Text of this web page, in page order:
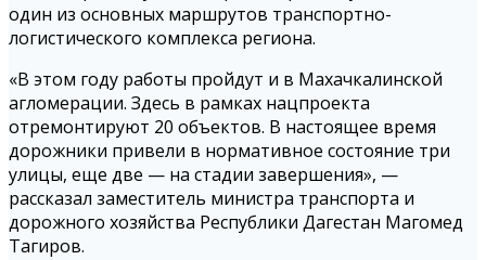
один из основных маршрутов транспортно-
логистического комплекса региона.
«В этом году работы пройдут и в Махачкалинской
агломерации. Здесь в рамках нацпроекта
отремонтируют 20 объектов. В настоящее время
дорожники привели в нормативное состояние три
улицы, еще две — на стадии завершения», —
рассказал заместитель министра транспорта и
дорожного хозяйства Республики Дагестан Магомед
Тагиров.